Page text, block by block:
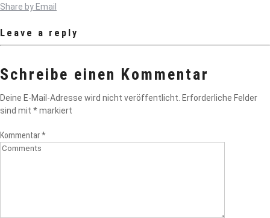
Share by Email
Leave a reply
Schreibe einen Kommentar
Deine E-Mail-Adresse wird nicht veröffentlicht. Erforderliche Felder
sind mit *markiert
Kommentar*